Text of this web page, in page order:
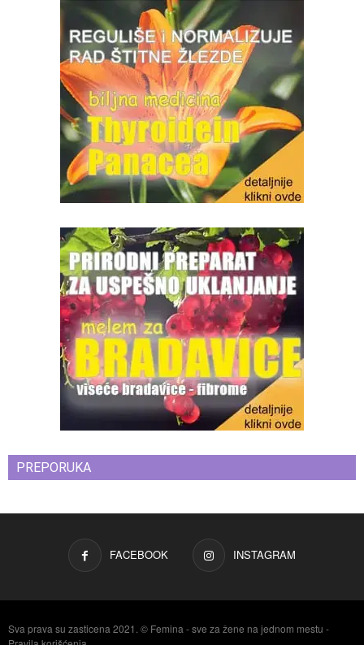
PREPORUKA
FACEBOOK INSTAGRAM
Sva prava su zasticena 2021. © Femina - sve za žene na jednom mestu -